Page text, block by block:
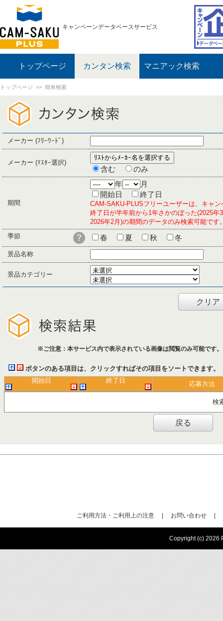
キャンペーンデータベースサービス
トップページ カンタン検索 マニアック検索
トップページ >> 簡単検索
メーカー (ﾌﾘｰﾜｰﾄﾞ)
メーカー (ﾏｽﾀｰ選択)
含む のみ
期間
年
月
開始日
終了日
CAM-SAKU-PLUSフリーユーザーは、キャン
終了日が半年前から1年さかのぼった(2025年
2026年2月)の期間のデータのみ検索可能です
季節
春 夏 秋 冬
景品名称
景品カテゴリー
クリア
※ご注意：本サービス内で表示されている画像は閲覧のみ可能です。
ボタンのある項目は、クリックすればその項目をソートできます。
開始日
終了日 応募方法
検
戻る
ご利用方法・ご利用上の注意 お問い合わせ
Copyright (c) 2026